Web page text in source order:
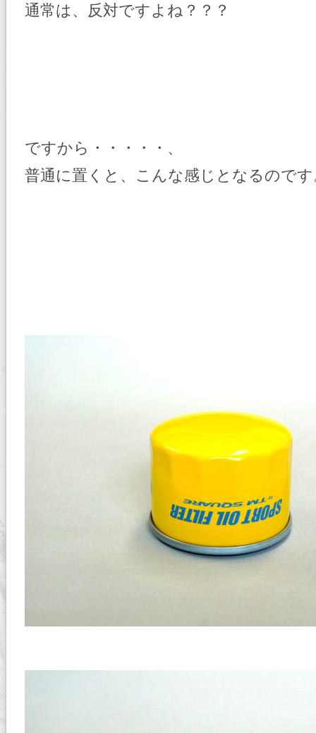
通常は、反対ですよね？？？
ですから・・・・・、
普通に置くと、こんな感じとなるので